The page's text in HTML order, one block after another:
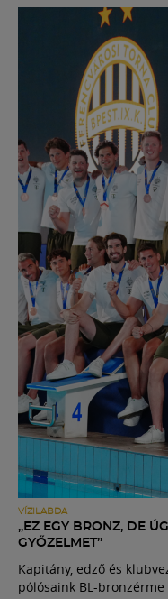
VÍZILABDA
„EZ EGY BRONZ, DE
GYŐZELMET”
Kapitány, edző és
pólósaink BL-